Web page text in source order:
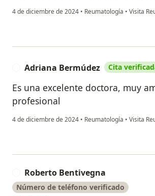
4 de diciembre de 2024 • Reumatología • Visita
Adriana Bermúdez Cita
Es una excelente doctora, muy
profesional
4 de diciembre de 2024 • Reumatología • Visita
Roberto Bentivegna
Número de teléfono verificado